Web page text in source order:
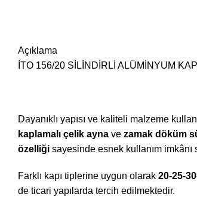
Açıklama
İTO 156/20 SİLİNDİRLİ ALÜMİNYUM
Dayanıklı yapısı ve kaliteli malzeme
kaplamalı çelik ayna ve zamak döküm
özelliği sayesinde esnek kullanım imkânı
Farklı kapı tiplerine uygun olarak 20-25-
de ticari yapılarda tercih edilmektedir.